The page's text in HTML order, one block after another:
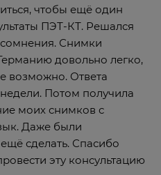
чтобы ещё один
ПЭТ-КТ. Решался
Снимки
довольно легко,
возможно. Ответа
Потом получила
моих снимков с
Даже были
сделать. Спасибо
эту консультацию